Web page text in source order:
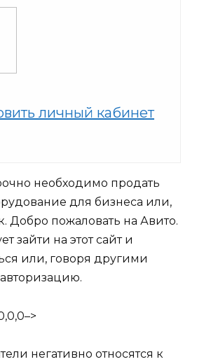
личный кабинет
необходимо продать
для бизнеса или,
Добро пожаловать на Авито.
зайти на этот сайт и
или, говоря другими
негативно относятся к